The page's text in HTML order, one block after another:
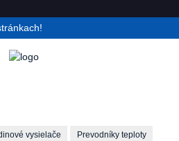
vysielače Prevodníky teploty